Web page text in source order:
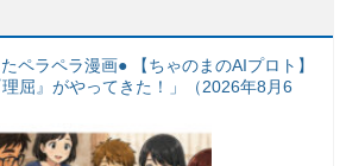
ペラペラ漫画● 【ちゃのまのAIプロト】
屈』がやってきた！」（2026年8月6